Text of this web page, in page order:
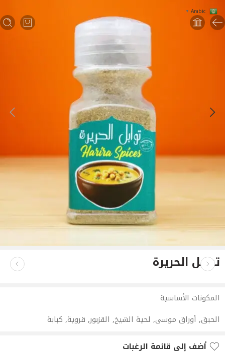
توابل الحريرة
المكونات الأساسية
الحبق, أوراق موسى, لحية الشيخ, القزبور, قروية, كبابة
أضف إلى قائمة الرغبات
Arabic
▼